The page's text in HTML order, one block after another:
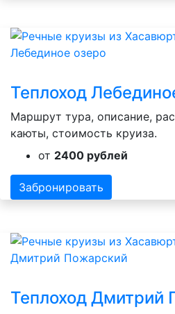
Теплоход
Маршрут тура, описание,
каюты, стоимость круиза.
от 2400 рублей
Забронировать
Теплоход Дмитрий